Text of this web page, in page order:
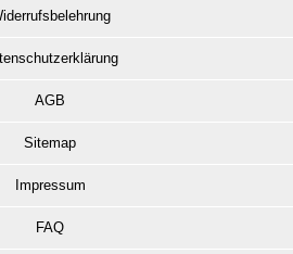
AGB
Sitemap
Impressum
FAQ